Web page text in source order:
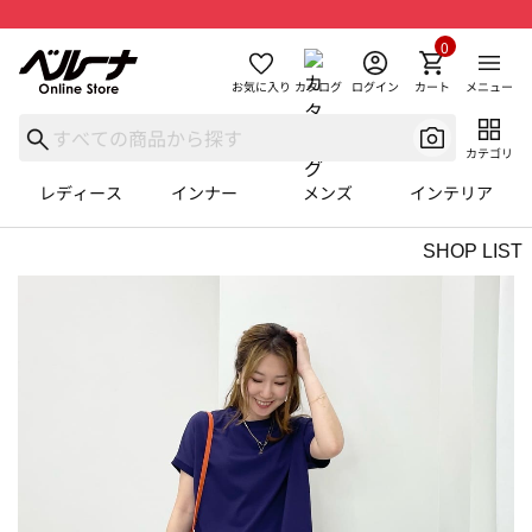
お気に入り カタログ ログイン カート
0
メニュー
カテゴリ
レディース インナー メンズ インテリア
SHOP LIST